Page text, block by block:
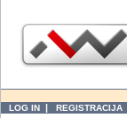
LOG IN | REGISTRACIJA